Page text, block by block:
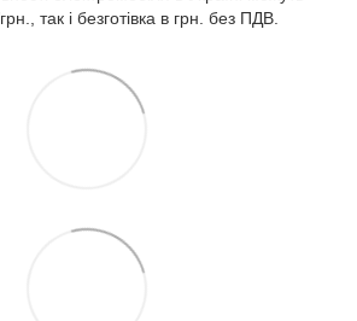
так і безготівка в грн. без ПДВ.